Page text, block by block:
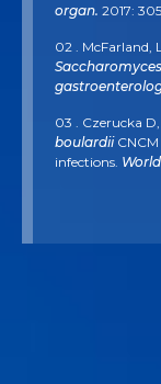
organ. 2017:
02 . McFarland,
03 . Czerucka
boulardiiCNCM
infections.